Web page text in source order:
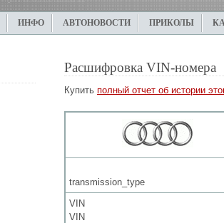
ИНФО АВТОНОВОСТИ ПРИКОЛЫ
Расшифровка VIN-номера
Купить полный отчет об истории
transmission_type
VIN
VIN